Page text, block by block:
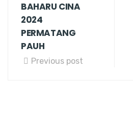
BAHARU CINA
2024
PERMATANG
PAUH
Previous post